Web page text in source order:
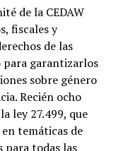
de la CEDAW
fiscales y
de las
para garantizarlos
sobre género
Recién ocho
ley 27.499, que
temáticas de
para todas las